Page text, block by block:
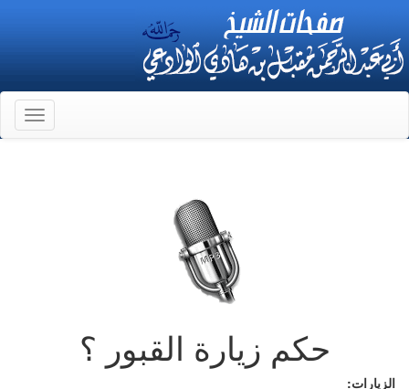
حكم زيارة القبور ؟
الزيارات: